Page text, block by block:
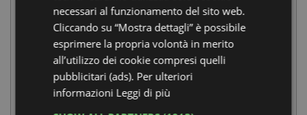
Visite guidate
all’imbrunire a Villa
Mensa
VILLA MENSA
necessari al funzionamento del sito web.
Cliccando su “Mostra dettagli” è possibile
esprimere la propria volontà in merito
all’utilizzo dei cookie compresi quelli
pubblicitari (ads). Per ulteriori
informazioni Leggi di più